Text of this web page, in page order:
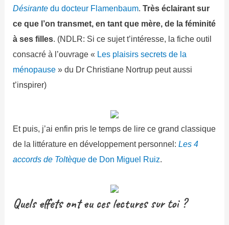
Désirante du docteur Flamenbaum.Très éclairant sur
ce que l’on transmet, en tant que mère, de la féminité
à ses filles. (NDLR: Si ce sujet t’intéresse, la fiche outil
consacré à l’ouvrage « Les plaisirs secrets de la
ménopause » du Dr Christiane Nortrup peut aussi
t’inspirer)
Et puis, j’ai enfin pris le temps de lire ce grand classique
de la littérature en développement personnel:Les 4
accords de Toltèque de Don Miguel Ruiz.
Quels effets ont eu ces lectures sur toi ?